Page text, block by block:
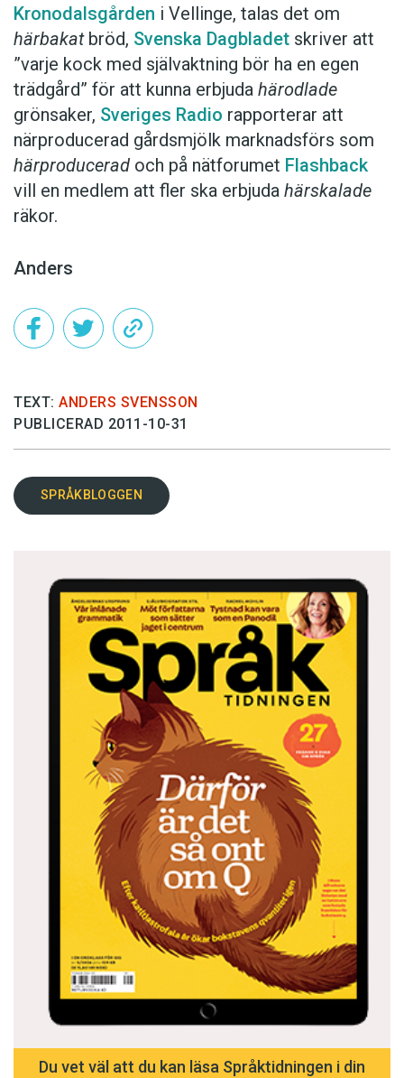
Kronodalsgården i Vellinge, talas det om
härbakatbröd, Svenska Dagbladet skriver att
”varje kock med självaktning bör ha en egen
trädgård” för att kunna erbjuda härodlade
grönsaker, Sveriges Radio rapporterar att
närproducerad gårdsmjölk marknadsförs som
härproducerad och på nätforumet Flashback
vill en medlem att fler ska erbjuda härskalade
räkor.
Anders
TEXT: ANDERS SVENSSON
PUBLICERAD 2011-10-31
SPRÅKBLOGGEN
Du vet väl att du kan läsa Språktidningen i din